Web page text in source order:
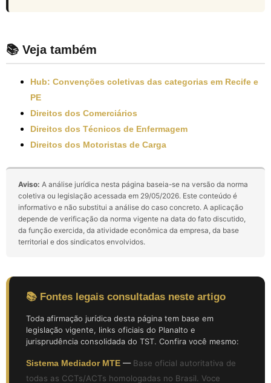
📚 Veja também
Hub: Convenções coletivas das categorias em Recife e
PE
Direitos dos Comerciários
Direitos dos Técnicos de Enfermagem
Direitos dos Motoristas de Carga
Aviso: A análise jurídica nesta página baseia-se na versão da norma
coletiva ou legislação acessada em 29/05/2026. Este conteúdo é
informativo e não substitui a análise do caso concreto. A aplicação
depende de verificação da norma vigente na data do fato discutido,
da função exercida, da atividade econômica da empresa, da base
territorial e dos sindicatos envolvidos.
📚 Fontes legais consultadas neste artigo
Toda afirmação jurídica desta página tem base em
legislação vigente, links oficiais do Planalto e
jurisprudência consolidada do TST. Confira você mesmo:
Sistema Mediador MTE — Base oficial autoritativa de
todas as CCTs/ACTs homologadas no Brasil. Voce